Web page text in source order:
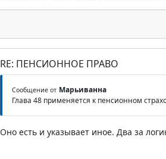
RE: ПЕНСИОННОЕ ПРАВО
Сообщение от Марьиванна
Глава 48 применяется к пенсионном
Оно есть и указывает иное. Два за